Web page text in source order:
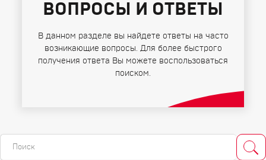
ВОПРОСЫ И ОТВЕТЫ
В данном разделе вы найдете ответы на часто
возникающие вопросы. Для более быстрого
получения ответа Вы можете воспользоваться
поиском.